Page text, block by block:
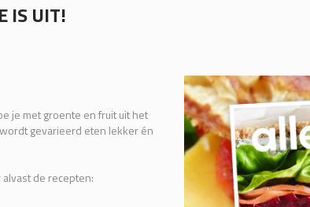
IS UIT!
je met groente en fruit uit het
gevarieerd eten lekker én
de recepten: